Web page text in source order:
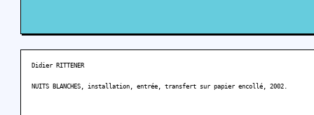
Didier RITTENER
NUITS BLANCHES, installation, entrée, transfert sur papier encollé, 2002.